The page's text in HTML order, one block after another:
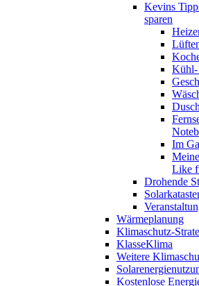
Kevins
sparen
Kühl-
Im
Like
Drohende
Wärmeplanung
Klimaschutz-
KlasseKlima
Weitere
Kostenlose